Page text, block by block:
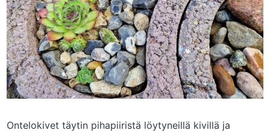
Ontelokivet täytin pihapiiristä löytyneillä kivillä ja